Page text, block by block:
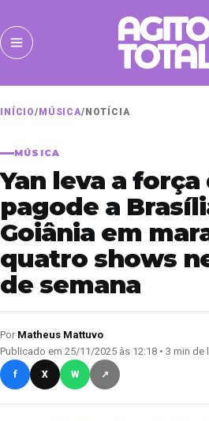
INÍCIO/ MÚSICA/ NOTÍCIA
MÚSICA
Yan leva a força
pagode a
Goiânia em
quatro shows
de semana
Por Matheus Mattuvo
Publicado em 25/11/2025 às 12:18 • 3 min de
f X W ↗